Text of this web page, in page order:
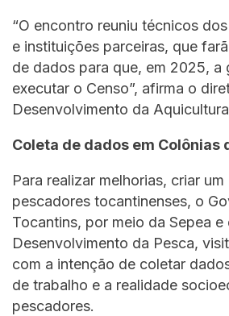
“O encontro reuniu técnicos
e instituições parceiras, que
de dados para que, em 2025, a
executar o Censo”, afirma o
Desenvolvimento da
Coleta de dados em Colônias
Para realizar melhorias, criar
pescadores tocantinenses, o
Tocantins, por meio da Sepea
Desenvolvimento da Pesca,
com a intenção de coletar
de trabalho e a realidade
pescadores.